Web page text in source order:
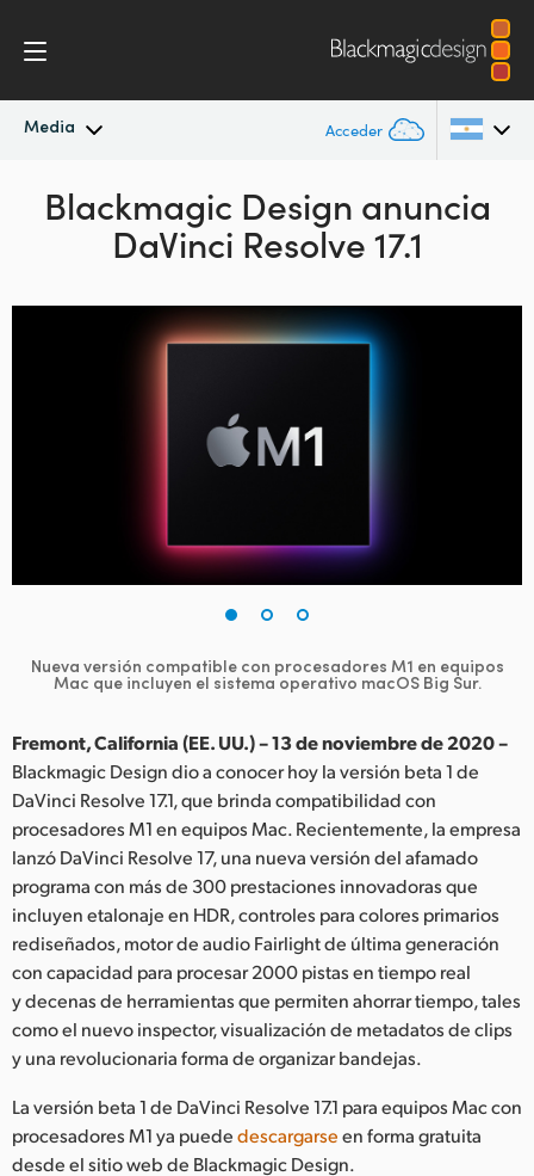
Media Acceder
Novedades Argentina
Australia
Germany
India
Italy
Japan
Korea
Mexico
Malaysia
Netherlands
New Zealand
Blackmagic Design anuncia
DaVinci Resolve 17.1
Nueva versión compatible con procesadores M1 en equipos
Mac que incluyen el sistema operativo macOS Big Sur.
Fremont, California (EE. UU.) – 13 de noviembre de 2020 –
Blackmagic Design dio a conocer hoy la versión beta 1 de
DaVinci Resolve 17.1, que brinda compatibilidad con
procesadores M1 en equipos Mac. Recientemente, la empresa
lanzó DaVinci Resolve 17, una nueva versión del afamado
programa con más de 300 prestaciones innovadoras que
incluyen etalonaje en HDR, controles para colores primarios
rediseñados, motor de audio Fairlight de última generación
con capacidad para procesar 2000 pistas en tiempo real
y decenas de herramientas que permiten ahorrar tiempo, tales
como el nuevo inspector, visualización de metadatos de clips
y una revolucionaria forma de organizar bandejas.
La versión beta 1 de DaVinci Resolve 17.1 para equipos Mac con
procesadores M1 ya puededescargarseen forma gratuita
desde el sitio web de Blackmagic Design.